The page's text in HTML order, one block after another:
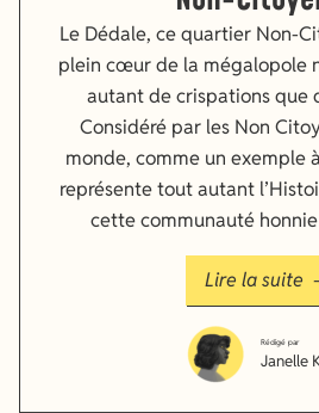
Le Dédale, ce quartier Non-
plein cœur de la mégalopole
autant de crispations que
Considéré par les Non
monde, comme un exemple
représente tout autant
cette communauté
Lire la suite
Rédigé par
Janelle